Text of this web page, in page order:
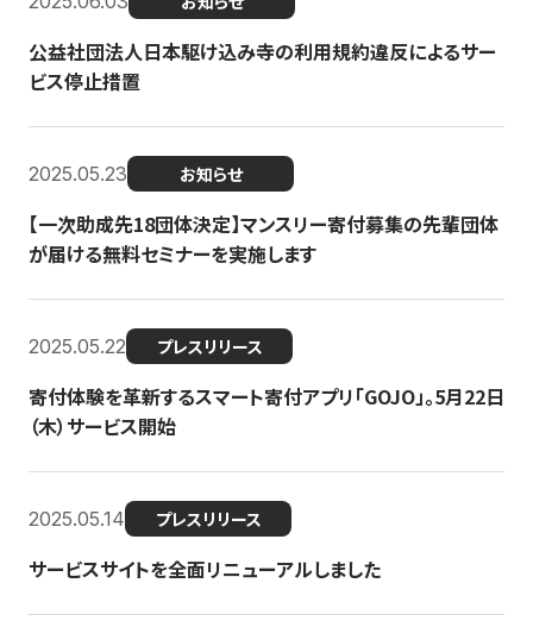
公益社団法人日本駆け込み寺の利用規約違反によるサー
ビス停止措置
2025.05.23 お知らせ
【一次助成先18団体決定】マンスリー寄付募集の先輩団体
が届ける無料セミナーを実施します
2025.05.22 プレスリリース
寄付体験を革新するスマート寄付アプリ「GOJO」。5月22日
（木）サービス開始
2025.05.14 プレスリリース
サービスサイトを全面リニューアルしました